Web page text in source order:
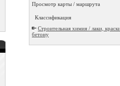
Просмотр карты / маршрута
Классификация
Строительная химия / лаки,
бетону